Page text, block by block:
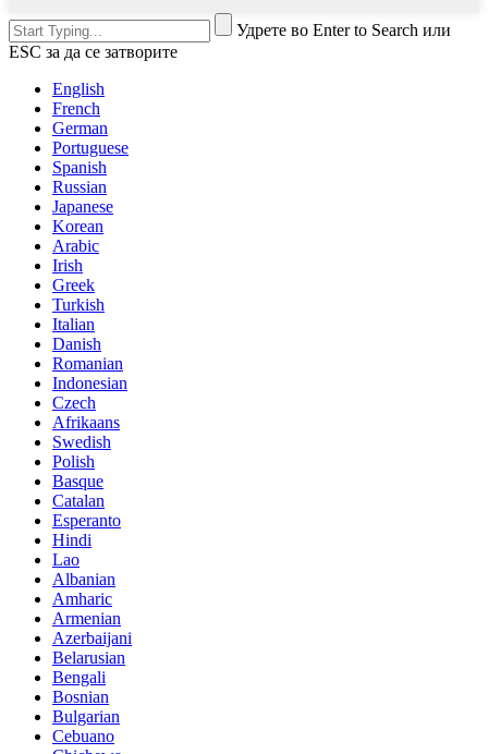
Удрете во Enter to Search или
ESC за да се затворите
English
French
German
Portuguese
Spanish
Russian
Japanese
Korean
Arabic
Irish
Greek
Turkish
Italian
Danish
Romanian
Indonesian
Czech
Afrikaans
Swedish
Polish
Basque
Catalan
Esperanto
Hindi
Lao
Albanian
Amharic
Armenian
Azerbaijani
Belarusian
Bengali
Bosnian
Bulgarian
Cebuano